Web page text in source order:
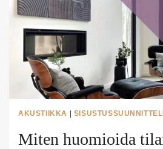
AKUSTIIKKA |
Miten huomioida